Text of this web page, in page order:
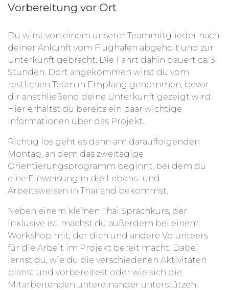
Vorbereitung vor Ort
Du wirst von einem unserer Teammitglieder nach
deiner Ankunft vom Flughafen abgeholt und zur
Unterkunft gebracht. Die Fahrt dahin dauert ca. 3
Stunden. Dort angekommen wirst du vom
restlichen Team in Empfang genommen, bevor
dir anschließend deine Unterkunft gezeigt wird.
Hier erhältst du bereits ein paar wichtige
Informationen über das Projekt.
Richtig los geht es dann am darauffolgenden
Montag, an dem das zweitägige
Orientierungsprogramm beginnt, bei dem du
eine Einweisung in die Lebens- und
Arbeitsweisen in Thailand bekommst.
Neben einem kleinen Thai Sprachkurs, der
inklusive ist, machst du außerdem bei einem
Workshop mit, der dich und andere Volunteers
für die Arbeit im Projekt bereit macht. Dabei
lernst du, wie du die verschiedenen Aktivitäten
planst und vorbereitest oder wie sich die
Mitarbeitenden untereinander unterstützen.